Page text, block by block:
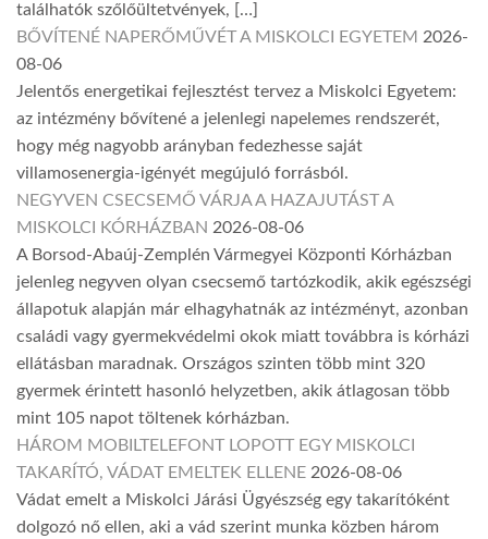
találhatók szőlőültetvények, […]
BŐVÍTENÉ NAPERŐMŰVÉT A MISKOLCI EGYETEM 2026-
08-06
Jelentős energetikai fejlesztést tervez a Miskolci Egyetem:
az intézmény bővítené a jelenlegi napelemes rendszerét,
hogy még nagyobb arányban fedezhesse saját
villamosenergia-igényét megújuló forrásból.
NEGYVEN CSECSEMŐ VÁRJA A HAZAJUTÁST A
MISKOLCI KÓRHÁZBAN 2026-08-06
A Borsod-Abaúj-Zemplén Vármegyei Központi Kórházban
jelenleg negyven olyan csecsemő tartózkodik, akik egészségi
állapotuk alapján már elhagyhatnák az intézményt, azonban
családi vagy gyermekvédelmi okok miatt továbbra is kórházi
ellátásban maradnak. Országos szinten több mint 320
gyermek érintett hasonló helyzetben, akik átlagosan több
mint 105 napot töltenek kórházban.
HÁROM MOBILTELEFONT LOPOTT EGY MISKOLCI
TAKARÍTÓ, VÁDAT EMELTEK ELLENE 2026-08-06
Vádat emelt a Miskolci Járási Ügyészség egy takarítóként
dolgozó nő ellen, aki a vád szerint munka közben három